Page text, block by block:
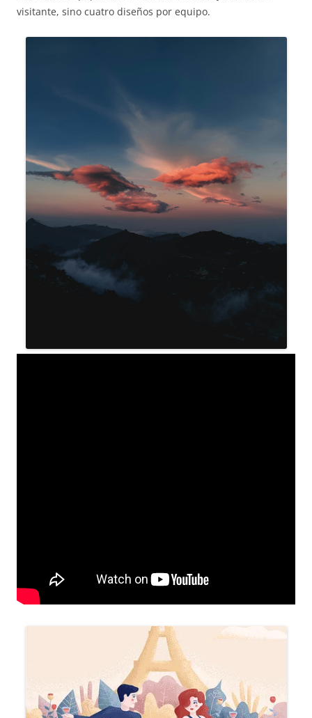
visitante, sino cuatro diseños por equipo.